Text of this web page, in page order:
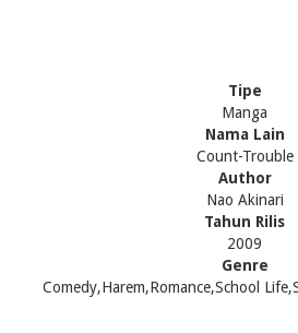
Tipe
Manga
Nama Lain
Count-Trouble
Author
Nao Akinari
Tahun Rilis
2009
Genre
Comedy,Harem,Romance,School